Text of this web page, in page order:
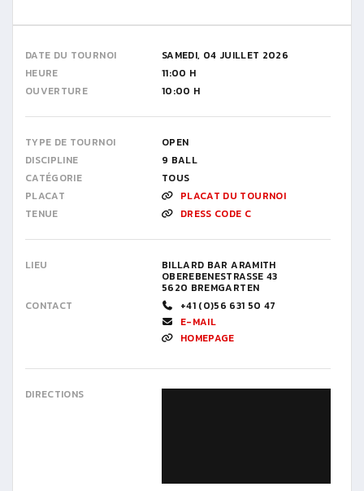
DATE DU TOURNOI
SAMEDI, 04 JUILLET 2026
HEURE
11:00 H
OUVERTURE
10:00 H
TYPE DE TOURNOI
OPEN
DISCIPLINE
9 BALL
CATÉGORIE
TOUS
PLACAT
PLACAT DU TOURNOI
TENUE
DRESS CODE C
LIEU BILLARD BAR ARAMITH
OBEREBENESTRASSE 43
5620 BREMGARTEN
CONTACT
+41 (0)56 631 50 47
E-MAIL
HOMEPAGE
DIRECTIONS